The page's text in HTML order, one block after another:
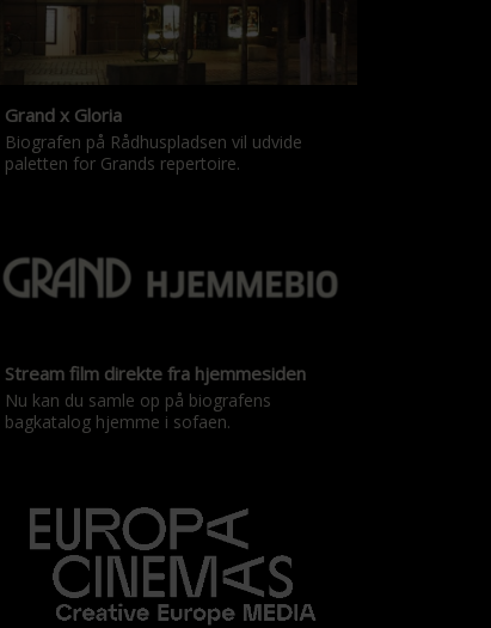
Grand x Gloria
Biografen på Rådhuspladsen vil udvide
paletten for Grands repertoire.
Stream film direkte fra hjemmesiden
Nu kan du samle op på biografens
bagkatalog hjemme i sofaen.